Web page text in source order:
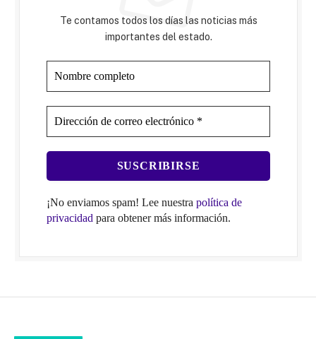
Te contamos todos los días las noticias más
importantes del estado.
¡No enviamos spam! Lee nuestra política de
privacidad para obtener más información.